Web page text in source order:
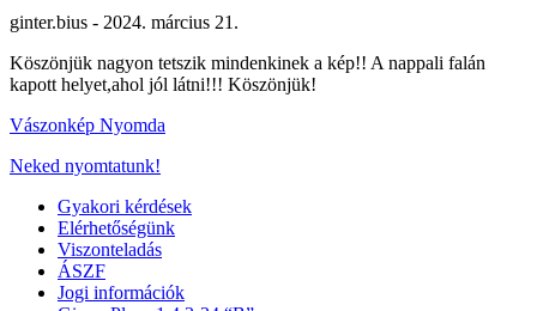
ginter.bius - 2024. március 21.
Köszönjük nagyon tetszik mindenkinek a kép!! A nappali falán
kapott helyet,ahol jól látni!!! Köszönjük!
Vászonkép Nyomda
Neked nyomtatunk!
Gyakori kérdések
Elérhetőségünk
Viszonteladás
ÁSZF
Jogi információk